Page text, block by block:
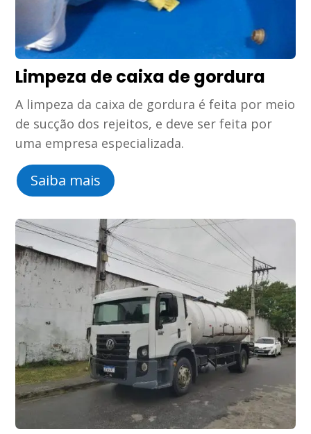
Limpeza de caixa de gordura
A limpeza da caixa de gordura é feita por meio
de sucção dos rejeitos, e deve ser feita por
uma empresa especializada.
Saiba mais